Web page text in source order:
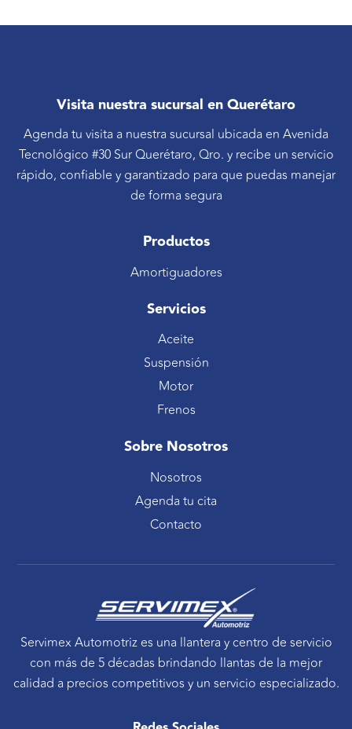
Visita nuestra sucursal en Querétaro
Agenda tu visita a nuestra sucursal ubicada en Avenida
Tecnológico #30 Sur Querétaro, Qro. y recibe un servicio
rápido, confiable y garantizado para que puedas manejar
de forma segura
Productos
Amortiguadores
Servicios
Aceite
Suspensión
Motor
Frenos
Sobre Nosotros
Nosotros
Agenda tu cita
Contacto
Servimex Automotriz es una llantera y centro de servicio
con más de 5 décadas brindando llantas de la mejor
calidad a precios competitivos y un servicio especializado.